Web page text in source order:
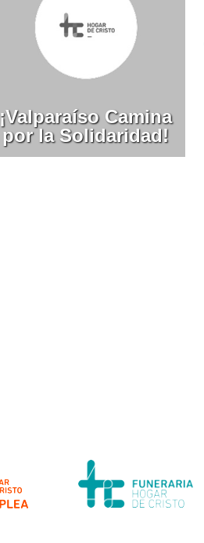
¡Valparaíso Camina
por la Solidaridad!